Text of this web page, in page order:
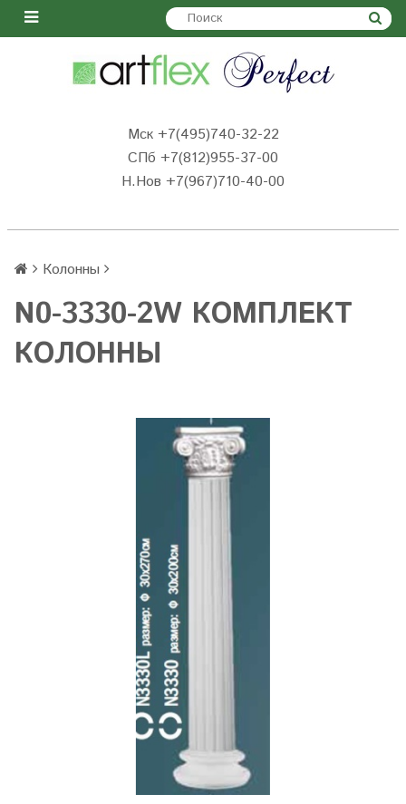
Мск +7(495)740-32-22
СПб +7(812)955-37-00
Н.Нов +7(967)710-40-00
Колонны
N0-3330-2W КОМПЛЕКТ
КОЛОННЫ